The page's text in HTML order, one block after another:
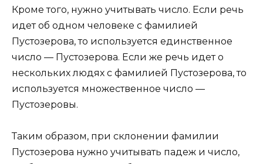
Кроме того, нужно учитывать число. Если речь
идет об одном человеке с фамилией
Пустозерова, то используется единственное
число — Пустозерова. Если же речь идет о
нескольких людях с фамилией Пустозерова, то
используется множественное число —
Пустозеровы.
Таким образом, при склонении фамилии
Пустозерова нужно учитывать падеж и число,